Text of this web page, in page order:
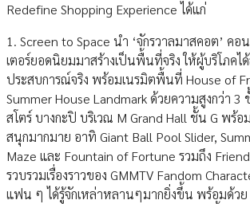
Redefine Shopping Experience ได้แก่
1. Screen to Space นำ ‘จักรวาลมาสคอต’ คอ
เตอร์ยอดนิยมมาสร้างเป็นพื้นที่จริง ให้ผู้บริโภค
ประสบการณ์จริง พร้อมเนรมิตพื้นที่ House of
Summer House Landmark ด้วยความสูงกว่า 3
สโตร์ บางกะปิ บริเวณ M Grand Hall ชั้น G พร้
สนุกมากมาย อาทิ Giant Ball Pool Slider,
Maze และ Fountain of Fortune รวมถึง
รวบรวมเรื่องราวของ GMMTV Fandom
แฟน ๆ ได้รู้จักเหล่าหลานๆมากยิ่งขึ้น พร้อมด้วย